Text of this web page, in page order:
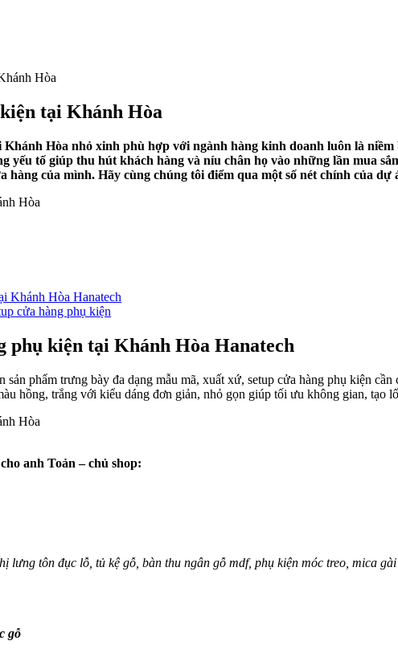
Hòa
tại Khánh Hòa
Khánh Hòa nhỏ xinh phù hợp với ngành hàng kinh doanh luôn là
yếu tố giúp thu hút khách hàng và níu chân họ vào những lần mua
hàng của mình. Hãy cùng chúng tôi điểm qua một số nét chính của
Khánh Hòa Hanatech
cửa hàng phụ kiện
phụ kiện tại Khánh Hòa Hanatech
phẩm trưng bày đa dạng mẫu mã, xuất xứ, setup cửa hàng phụ kiện
hồng, trắng với kiểu dáng đơn giản, nhỏ gọn giúp tối ưu không gian, tạo
anh Toản – chủ shop:
lưng tôn đục lỗ, tủ kệ gỗ, bàn thu ngân gỗ mdf, phụ kiện móc treo, mica
gỗ